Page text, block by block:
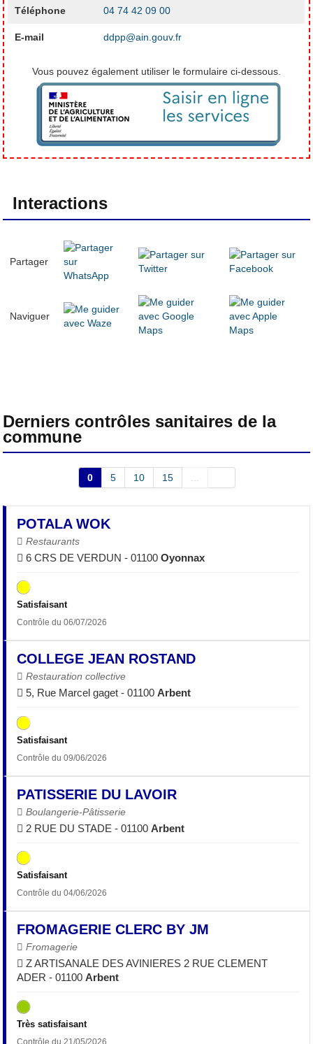
Téléphone 04 74 42 09 00
E-mail ddpp@ain.gouv.fr
Vous pouvez également utiliser le formulaire ci-dessous.
Interactions
Partager
Naviguer
Derniers contrôles sanitaires de la
commune
0 5 10 15
POTALA WOK
Restaurants
6 CRS DE VERDUN - 01100Oyonnax
Satisfaisant
Contrôle du 06/07/2026
COLLEGE JEAN ROSTAND
Restauration collective
5, Rue Marcel gaget - 01100Arbent
Satisfaisant
Contrôle du 09/06/2026
PATISSERIE DU LAVOIR
Boulangerie-Pâtisserie
2 RUE DU STADE - 01100Arbent
Satisfaisant
Contrôle du 04/06/2026
FROMAGERIE CLERC BY JM
Fromagerie
Z ARTISANALE DES AVINIERES 2 RUE CLEMENT
ADER - 01100Arbent
Très satisfaisant